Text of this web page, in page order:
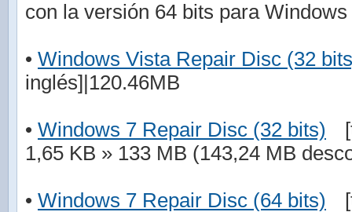
con la versión 64 bits para Windows
• Windows Vista Repair Disc (32
inglés]|120.46MB
• Windows 7 Repair Disc (32 bits)
1,65 KB » 133 MB (143,24 MB
• Windows 7 Repair Disc (64 bits)